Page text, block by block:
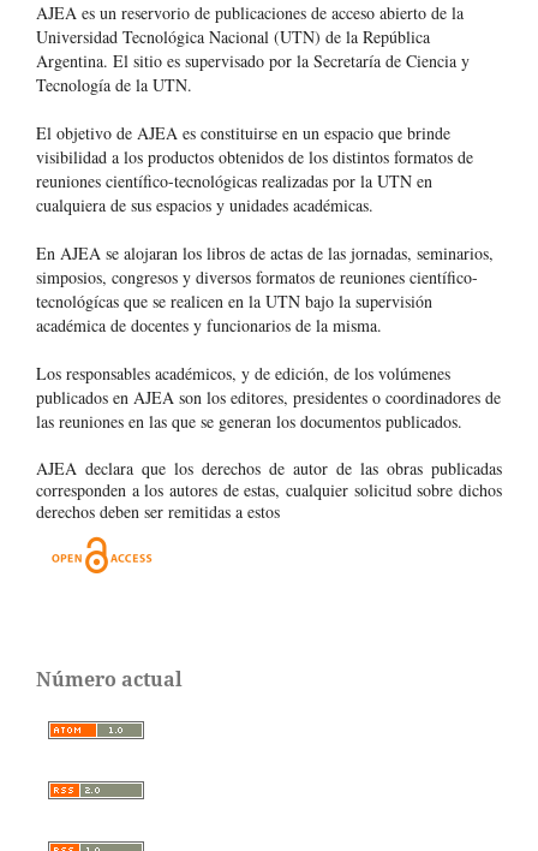
AJEA es un reservorio de publicaciones de acceso abierto de la
Universidad Tecnológica Nacional (UTN) de la República
Argentina. El sitio es supervisado por la Secretaría de Ciencia y
Tecnología de la UTN.
El objetivo de AJEA es constituirse en un espacio que brinde
visibilidad a los productos obtenidos de los distintos formatos de
reuniones científico-tecnológicas realizadas por la UTN en
cualquiera de sus espacios y unidades académicas.
En AJEA se alojaran los libros de actas de las jornadas, seminarios,
simposios, congresos y diversos formatos de reuniones científico-
tecnológícas que se realicen en la UTN bajo la supervisión
académica de docentes y funcionarios de la misma.
Los responsables académicos, y de edición, de los volúmenes
publicados en AJEA son los editores, presidentes o coordinadores de
las reuniones en las que se generan los documentos publicados.
AJEA declara que los derechos de autor de las obras publicadas
corresponden a los autores de estas, cualquier solicitud sobre dichos
derechos deben ser remitidas a estos
Número actual